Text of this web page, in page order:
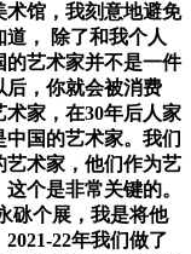
术馆，我刻意地避免
， 除了和我个人
的艺术家并不是一件
后，你就会被消费
家，在30年后人家
国的艺术家。我们
艺术家，他们作为艺
个是非常关键的。
砯个展，我是将他
22年我们做了